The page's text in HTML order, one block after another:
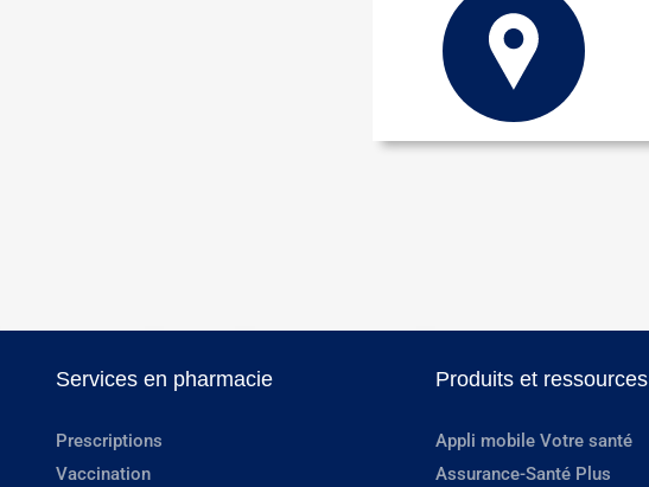
Services en pharmacie
Prescriptions
Vaccination
Produits et ressources
Appli mobile Votre santé
Assurance-Santé Plus